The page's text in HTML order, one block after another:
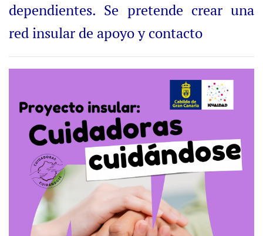
dependientes. Se pretende crear una
red insular de apoyo y contacto